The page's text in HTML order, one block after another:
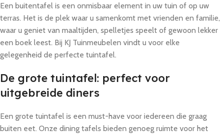
Een buitentafel is een onmisbaar element in uw tuin of op uw
terras. Het is de plek waar u samenkomt met vrienden en familie,
waar u geniet van maaltijden, spelletjes speelt of gewoon lekker
een boek leest. Bij KJ Tuinmeubelen vindt u voor elke
gelegenheid de perfecte tuintafel.
De grote tuintafel: perfect voor
uitgebreide diners
Een grote tuintafel is een must-have voor iedereen die graag
buiten eet. Onze dining tafels bieden genoeg ruimte voor het